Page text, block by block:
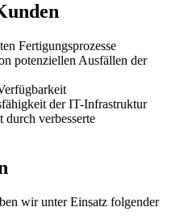
Fertigungsprozesse
potenziellen Ausfällen der
der IT-Infrastruktur
verbesserte
wir unter Einsatz folgender